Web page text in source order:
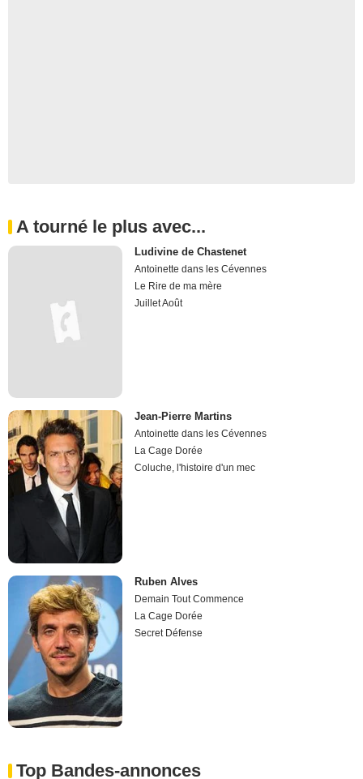
A tourné le plus avec...
Ludivine de Chastenet
Antoinette dans les Cévennes
Le Rire de ma mère
Juillet Août
Jean-Pierre Martins
Antoinette dans les Cévennes
La Cage Dorée
Coluche, l'histoire d'un mec
Ruben Alves
Demain Tout Commence
La Cage Dorée
Secret Défense
Top Bandes-annonces